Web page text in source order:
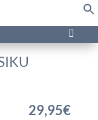

29,95€